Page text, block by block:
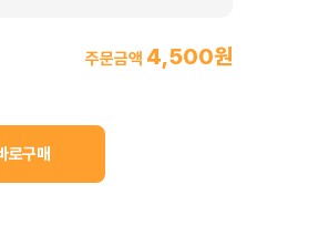
주문금액 4,500원